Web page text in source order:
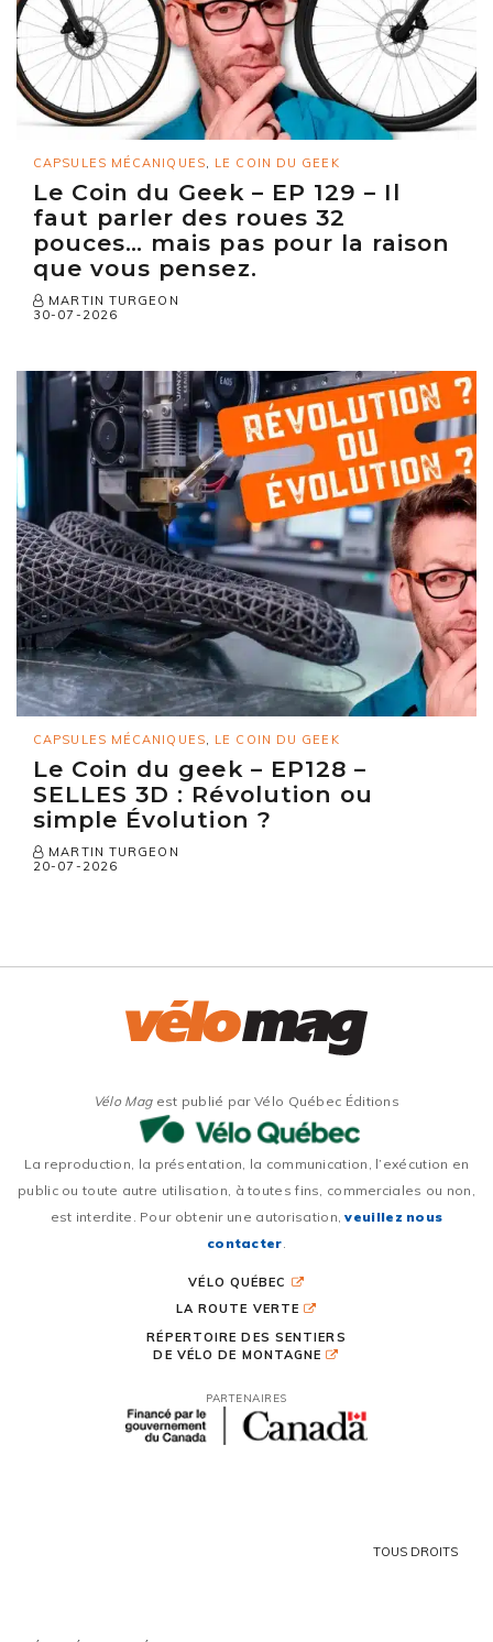
CAPSULES MÉCANIQUES, LE COIN DU GEEK
Le Coin du Geek – EP 129 – Il
faut parler des roues 32
pouces… mais pas pour la raison
que vous pensez.
MARTIN TURGEON
30-07-2026
CAPSULES MÉCANIQUES, LE COIN DU GEEK
Le Coin du geek – EP128 –
SELLES 3D : Révolution ou
simple Évolution ?
MARTIN TURGEON
20-07-2026
Vélo Magest publié par Vélo Québec Éditions
La reproduction, la présentation, la communication, l’exécution en
public ou toute autre utilisation, à toutes fins, commerciales ou non,
est interdite. Pour obtenir une autorisation,veuillez nous
contacter
VÉLO QUÉBEC
LA ROUTE VERTE
RÉPERTOIRE DES SENTIERS
DE VÉLO DE MONTAGNE
PARTENAIRES
TOUS DROITS